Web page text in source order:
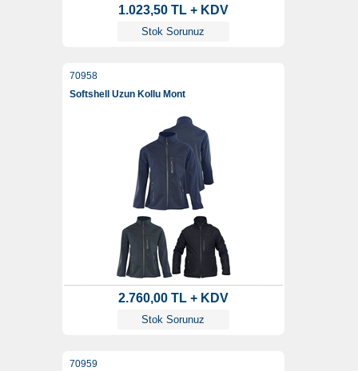
1.023,50 TL + KDV
Stok Sorunuz
70958
Softshell Uzun Kollu Mont
2.760,00 TL + KDV
Stok Sorunuz
70959